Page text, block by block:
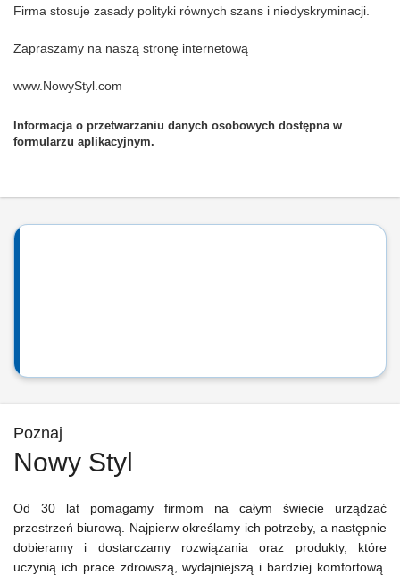
Firma stosuje zasady polityki równych szans i niedyskryminacji.
Zapraszamy na naszą stronę internetową
www.NowyStyl.com
Informacja o przetwarzaniu danych osobowych dostępna w
formularzu aplikacyjnym.
Poznaj
Nowy Styl
Od 30 lat pomagamy firmom na całym świecie urządzać
przestrzeń biurową. Najpierw określamy ich potrzeby, a następnie
dobieramy i dostarczamy rozwiązania oraz produkty, które
uczynią ich prace zdrowszą, wydajniejszą i bardziej komfortową.